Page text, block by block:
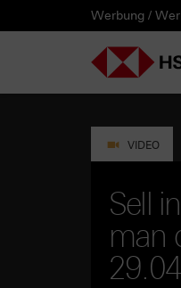
PRODUKTE
HEBELPRODUKTE
MÄRKTE &
WISSEN & TOOLS
KONTAKT &
DOWNLOADCENTER
LÄNDERAUSWAHL
Deutschland
AUSGEWÄHLTE
HEBELPRODUKTE
Knock-out-Produkte
Weitere Hebelprodukte
Ausgestoppte Produkte
Intraday-Emissionen
ANLAGEPRODUKTE
Aktien- / Indexanleihen
Discount-Zertifikate
Express-Zertifikate
AKTUELLES
Neuemissionen
Trading-Aktionen
Intraday-Emissionen
ANALYSEN
Daily Trading
Trendkompass
Newsletter-Abonnement
VIDEOS
ntv-Zertifikate mit HSBC
Zertifikate Aktuell mit
WATCHLIST
Login / Zur Watchlist
WEBINARE
Webinartermine
WISSEN
kostenlose eBooks
Aktien- / Indexanleihen
Open End Knock-out-
KONTAKT
Kontaktformular
SERVICE
Wir über uns
Basisprospekte /
Unvollständige
Werbung /
VIDEO
Sell
man